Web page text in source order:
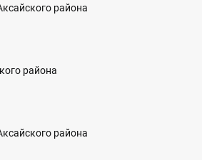
района
района
района